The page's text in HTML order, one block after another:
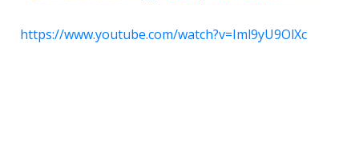
https://www.youtube.com/watch?v=Iml9yU9OlXc